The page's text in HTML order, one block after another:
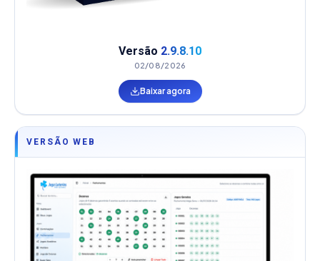
Versão 2.9.8.10
02/08/2026
Baixar agora
VERSÃO WEB